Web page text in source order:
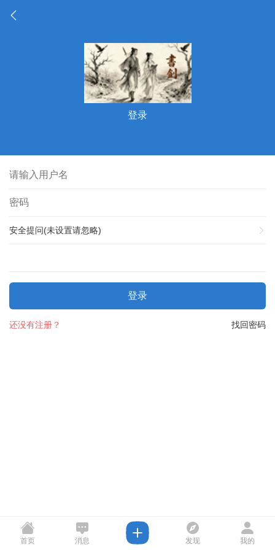
登录
安全提问(未设置请忽略)
登录
找回密码
还没有注册？
首页 消息 发现 我的